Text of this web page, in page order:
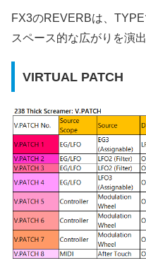
FX3のREVERBは、
スペース的な広がりを演
VIRTUAL PATCH